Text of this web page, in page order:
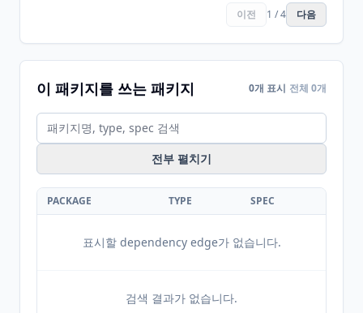
이전 1 / 4 다음
이 패키지를 쓰는 패키지 0개 표시 전체 0개
전부 펼치기
PACKAGE TYPE SPEC
표시할 dependency edge가 없습니다.
검색 결과가 없습니다.